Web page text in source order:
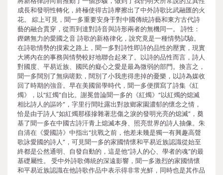
成長和發明性轉化，終極使得古詩摩擦出了中外詩歌比武融匯的火
花。 綜上可見，聞一多重要安身于對中國傳統詩藝和東方古代詩
藝的融合貫穿，從而到達對詩音與詩形兩者的無機同一。 詩性：
鏗鏘無力的愛國之音 詩歌的新格律化，說究竟是一種情勢試驗。
在詩歌情勢的摸索之路上，聞一多對詩性即詩的品性的壓實，現實
大將內在的事務與情勢較好地聯合起來了。以詩的品性而言，詩人
對國度、平易近族、國民的癡心之愛是最為微弱的部門。換言之，
聞一多闊別了無病嗟歎，闊別了小我患得患掉的憂樂，以詩為媒收
回了時期的強音。早在美國留學時代，聞一多便撰寫了詩集《紅
燭》，以“紅燭”自比。謝冕曾論聞一多的《紅燭》“以紅燭的熄滅
相比詩人的謳吟”，字里行間吐露出對故鄉家園濃郁的懷念之情，
恰是由于詩人“如紅燭那樣摻雜著悲傷之淚的發明光亮的熄滅”，奠
基了聞一多在中國古詩汗青上熄滅本身、照亮世界的詩人抽像。朱
自清在《愛國詩》中指出“抗戰之前，他差未幾是獨一有興趣高聲
歌詠愛國的詩人”，可見聞一多的家國情懷和平易近族認識從始至
終都是公然通明、自發自動的，這是他“詩人的心、學者的魂”的最
基礎屬性。 受中外詩歌傳統的深遠影響，聞一多激烈的家國情懷
和平易近族認識在他詩歌作品中表示得非常光鮮，同時也是其作品